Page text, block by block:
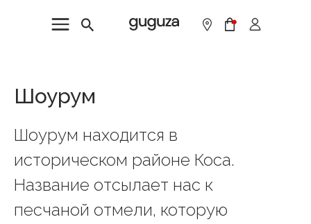
Шоурум
Шоурум находится в
историческом районе Коса.
Название отсылает нас к
песчаной отмели, которую